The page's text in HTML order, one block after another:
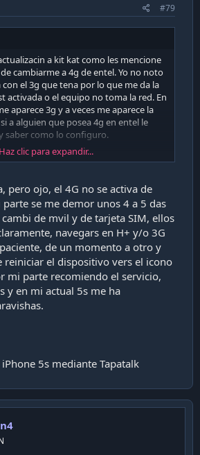
#79
a kit kat como les mencione
cambiarme a 4g de entel. Yo no noto
el 3g que tena por lo que me da la
activada o el equipo no toma la red. En
aparece 3g y a veces me aparece la
a alguien que posea 4g en entel le
saber como lo configuro.
de que tenga 4g?
Haz clic para expandir...
pero ojo, el 4G no se activa de
se me demor unos 4 a 5 das
de mvil y de tarjeta SIM, ellos
navegars en H+ y/o 3G
de un momento a otro y
reiniciar el dispositivo vers el icono
mi parte recomiendo el servicio,
y en mi actual 5s me ha
5s mediante Tapatalk